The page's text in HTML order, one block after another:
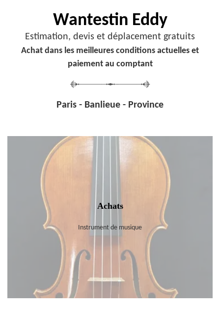
Wantestin Eddy
Estimation, devis et déplacement gratuits
Achat dans les meilleures conditions actuelles et
paiement au comptant
Paris - Banlieue - Province
Achats
Instrument de musique